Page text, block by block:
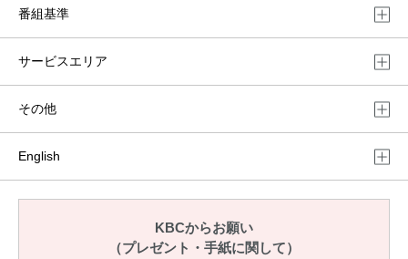
番組基準
サービスエリア
その他
English
KBCからお願い
（プレゼント・手紙に関して）